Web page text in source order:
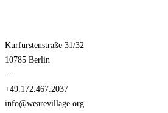
Kurfürstenstraße 31/32
10785 Berlin
--
+49.172.467.2037
info@wearevillage.org